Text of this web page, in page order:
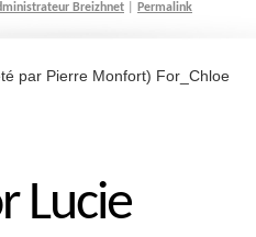
Breizhnet Permalink
par Pierre Monfort) For_Chloe
Lucie